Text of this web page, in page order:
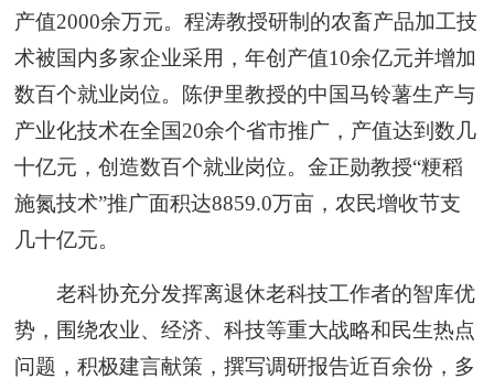
产值2000余万元。程涛教授研制的农畜产品加工技
术被国内多家企业采用，年创产值10余亿元并增加
数百个就业岗位。陈伊里教授的中国马铃薯生产与
产业化技术在全国20余个省市推广，产值达到数几
十亿元，创造数百个就业岗位。金正勋教授“粳稻
施氮技术”推广面积达8859.0万亩，农民增收节支
几十亿元。
老科协充分发挥离退休老科技工作者的智库优
势，围绕农业、经济、科技等重大战略和民生热点
问题，积极建言献策，撰写调研报告近百余份，多